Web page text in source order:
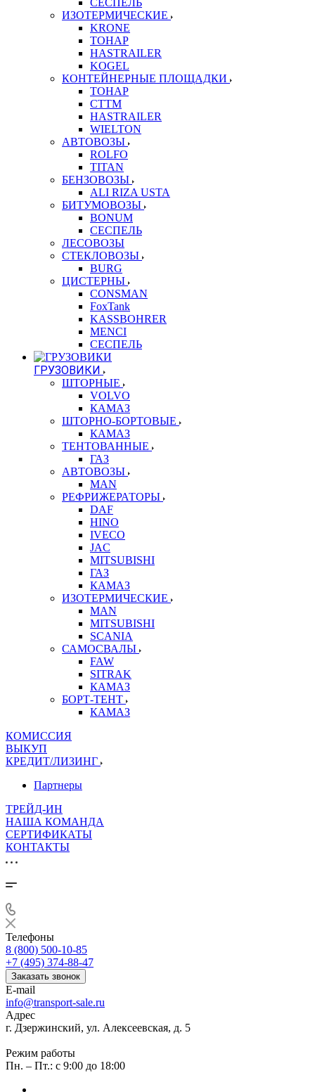
СЕСПЕЛЬ
ИЗОТЕРМИЧЕСКИЕ
KRONE
ТОНАР
HASTRAILER
KOGEL
КОНТЕЙНЕРНЫЕ ПЛОЩАДКИ
ТОНАР
CTTM
HASTRAILER
WIELTON
АВТОВОЗЫ
ROLFO
TITAN
БЕНЗОВОЗЫ
ALI RIZA USTA
БИТУМОВОЗЫ
BONUM
СЕСПЕЛЬ
ЛЕСОВОЗЫ
СТЕКЛОВОЗЫ
BURG
ЦИСТЕРНЫ
CONSMAN
FoxTank
KASSBOHRER
MENCI
СЕСПЕЛЬ
ГРУЗОВИКИ
ШТОРНЫЕ
VOLVO
КАМАЗ
ШТОРНО-БОРТОВЫЕ
КАМАЗ
ТЕНТОВАННЫЕ
ГАЗ
АВТОВОЗЫ
MAN
РЕФРИЖЕРАТОРЫ
DAF
HINO
IVECO
JAC
MITSUBISHI
ГАЗ
КАМАЗ
ИЗОТЕРМИЧЕСКИЕ
MAN
MITSUBISHI
SCANIA
САМОСВАЛЫ
FAW
SITRAK
КАМАЗ
БОРТ-ТЕНТ
КАМАЗ
КОМИССИЯ
ВЫКУП
КРЕДИТ/ЛИЗИНГ
Партнеры
ТРЕЙД-ИН
НАША КОМАНДА
СЕРТИФИКАТЫ
КОНТАКТЫ
Телефоны
8 (800) 500-10-85
+7 (495) 374-88-47
Заказать звонок
E-mail
info@transport-sale.ru
Адрес
г. Дзержинский, ул. Алексеевская, д. 5
Режим работы
Пн. – Пт.: с 9:00 до 18:00